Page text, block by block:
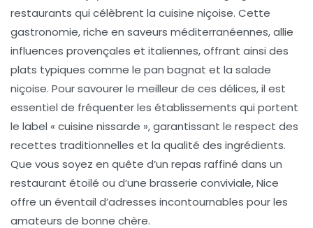
restaurants qui célèbrent la cuisine niçoise. Cette
gastronomie, riche en saveurs méditerranéennes, allie
influences provençales et italiennes, offrant ainsi des
plats typiques comme le pan bagnat et la salade
niçoise. Pour savourer le meilleur de ces délices, il est
essentiel de fréquenter les établissements qui portent
le label « cuisine nissarde », garantissant le respect des
recettes traditionnelles et la qualité des ingrédients.
Que vous soyez en quête d’un repas raffiné dans un
restaurant étoilé ou d’une brasserie conviviale, Nice
offre un éventail d’adresses incontournables pour les
amateurs de bonne chère.